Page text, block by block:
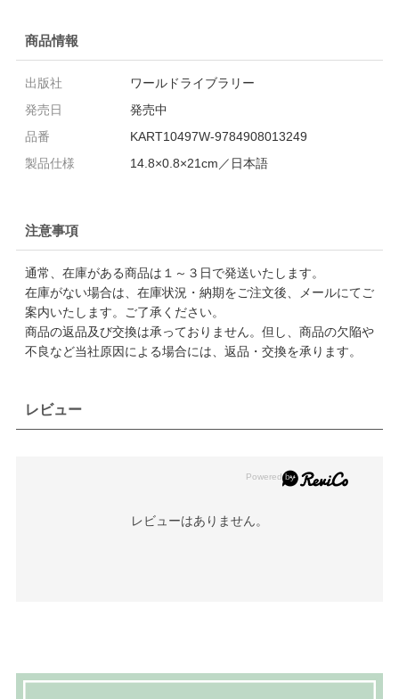
商品情報
出版社
ワールドライブラリー
発売日
発売中
品番
KART10497W-9784908013249
製品仕様
14.8×0.8×21cm／日本語
注意事項
通常、在庫がある商品は１～３日で発送いたします。
在庫がない場合は、在庫状況・納期をご注文後、メールにてご
案内いたします。ご了承ください。
商品の返品及び交換は承っておりません。但し、商品の欠陥や
不良など当社原因による場合には、返品・交換を承ります。
レビュー
レビューはありません。